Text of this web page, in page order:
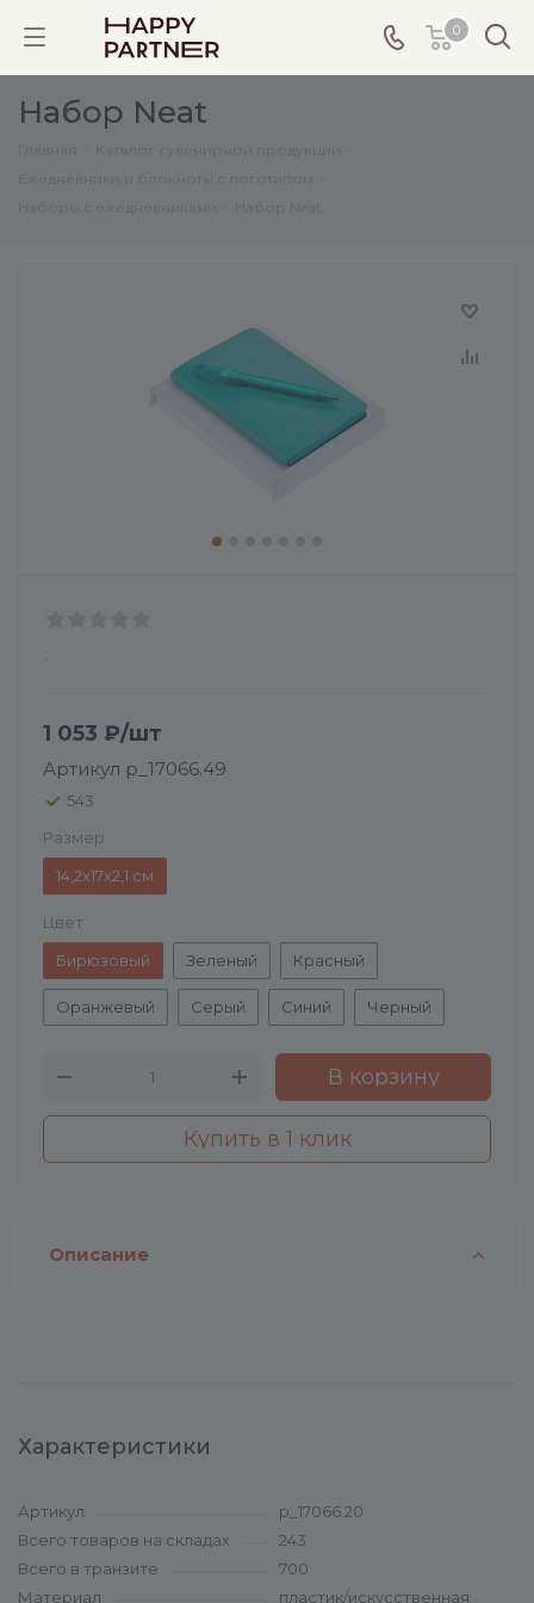
0
Набор Neat
:
1 053 ₽/шт
Артикул p_17066.49
543
Размер
14,2х17х2,1 см
Цвет
Бирюзовый
Зеленый Красный
Оранжевый Серый Синий Черный
В корзину
Купить в 1 клик
Описание
Характеристики
Артикул
p_17066.20
Всего товаров на складах
243
Всего в транзите
700
Материал
пластик/искусственная